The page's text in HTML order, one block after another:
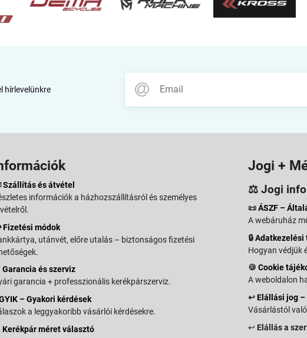
hírlevelünkre
Szállítás és átvétel
információk a házhozszállításról és személyes
Fizetési módok
utánvét, előre utalás – biztonságos fizetési
Garancia és szerviz
garancia + professzionális kerékpárszerviz.
– Gyakori kérdések
a leggyakoribb vásárlói kérdésekre.
Kerékpár méret választó
Jogi +
⚖️ Jogi
📜ÁSZF –
A webáruház
🔒Adatkezelési
Hogyan védjük
🍪Cookie
A weboldalon
↩️Elállási jog –
Vásárlástól
↩️ Elállás a